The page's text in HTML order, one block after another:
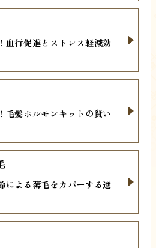
血行促進とストレス軽減効
毛髪ホルモンキットの賢い
による薄毛をカバーする選